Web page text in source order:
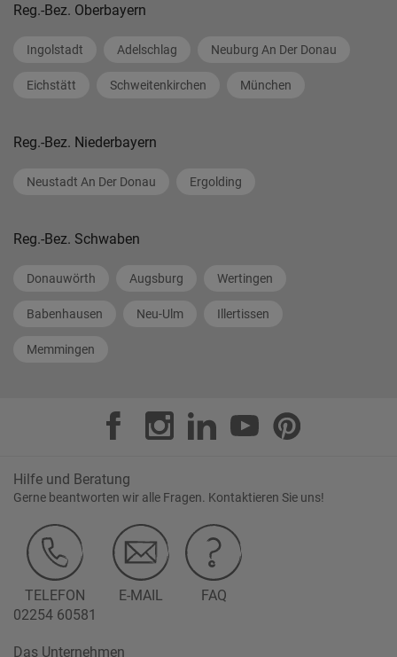
Reg.-Bez. Oberbayern
Ingolstadt Adelschlag Neuburg An Der Donau
Eichstätt Schweitenkirchen München
Reg.-Bez. Niederbayern
Neustadt An Der Donau Ergolding
Reg.-Bez. Schwaben
Donauwörth Augsburg Wertingen
Babenhausen Neu-Ulm Illertissen
Memmingen
Hilfe und Beratung
Gerne beantworten wir alle Fragen. Kontaktieren Sie uns!
TELEFON
02254 60581
E-MAIL FAQ
Das Unternehmen